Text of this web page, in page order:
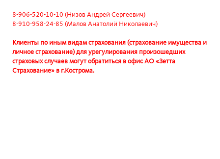
8-906-520-10-10 (Низов Андрей Сергеевич)
8-910-958-24-85 (Малов Анатолий Николаевич)
Клиенты по иным видам страхования (страхование имущества и
личное страхование) для урегулирования произошедших
страховых случаев могут обратиться в офис АО «Зетта
Страхование» в г.Кострома.